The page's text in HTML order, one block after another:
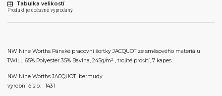
Tabulka velikostí
Produkt je dočasně vyprodaný.
NW Nine Worths Pánské pracovní šortky JACQUOT ze směsového materiálu
TWILL 65% Polyester 35% Bavlna, 245g/m² , trojité prošití, 7 kapes
NW Nine Worths JACQUOT bermudy
výrobní číslo: 1431